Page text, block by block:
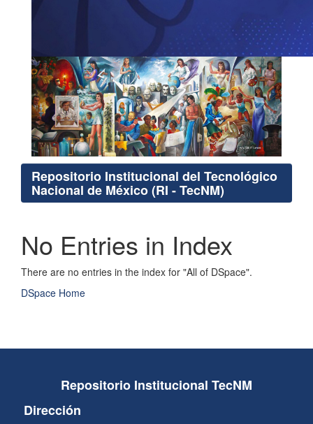
Repositorio Institucional del Tecnológico
Nacional de México (RI - TecNM)
No Entries in Index
There are no entries in the index for "All of DSpace".
DSpace Home
Repositorio Institucional TecNM
Dirección